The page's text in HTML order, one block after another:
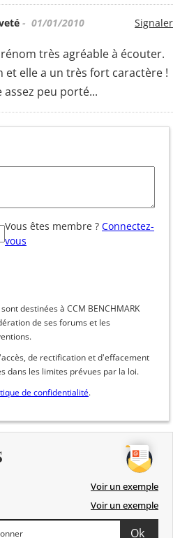
Signaler
- 01/01/2010
très agréable à écouter.
et elle a un très fort caractère !
peu porté...
Vous êtes membre ? Connectez-
vous
destinées à CCM BENCHMARK
de ses forums et les
de rectification et d'effacement
dans les limites prévues par la loi.
de confidentialité.
Voir un exemple
Voir un exemple